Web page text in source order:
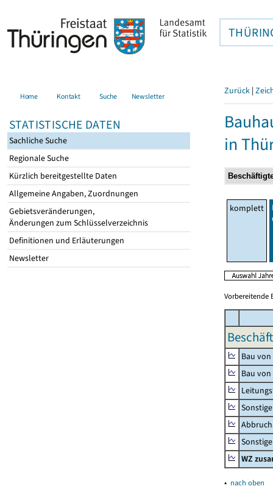
Home Kontakt Suche Newsletter
STATISTISCHE DATEN
Sachliche Suche
Regionale Suche
Kürzlich bereitgestellte Daten
Allgemeine Angaben, Zuordnungen
Gebietsveränderungen,
Änderungen zum Schlüsselverzeichnis
Definitionen und Erläuterungen
Newsletter
Zurück |
in
komplett
Vorbereitende
Bau
Bau
WZ
▴ nach oben